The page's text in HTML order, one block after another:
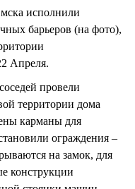
исполнили
барьеров (на фото),
Апреля.
провели
территории дома
карманы для
ограждения –
на замок, для
конструкции